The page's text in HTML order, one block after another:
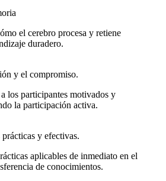
el cerebro procesa y retiene
duradero.
y el compromiso.
los participantes motivados y
la participación activa.
y efectivas.
aplicables de inmediato en el
de conocimientos.